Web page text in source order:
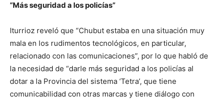
“Más seguridad a los policías”
Iturrioz reveló que “Chubut estaba en una situación muy
mala en los rudimentos tecnológicos, en particular,
relacionado con las comunicaciones”, por lo que habló de
la necesidad de “darle más seguridad a los policías al
dotar a la Provincia del sistema ‘Tetra’, que tiene
comunicabilidad con otras marcas y tiene diálogo con